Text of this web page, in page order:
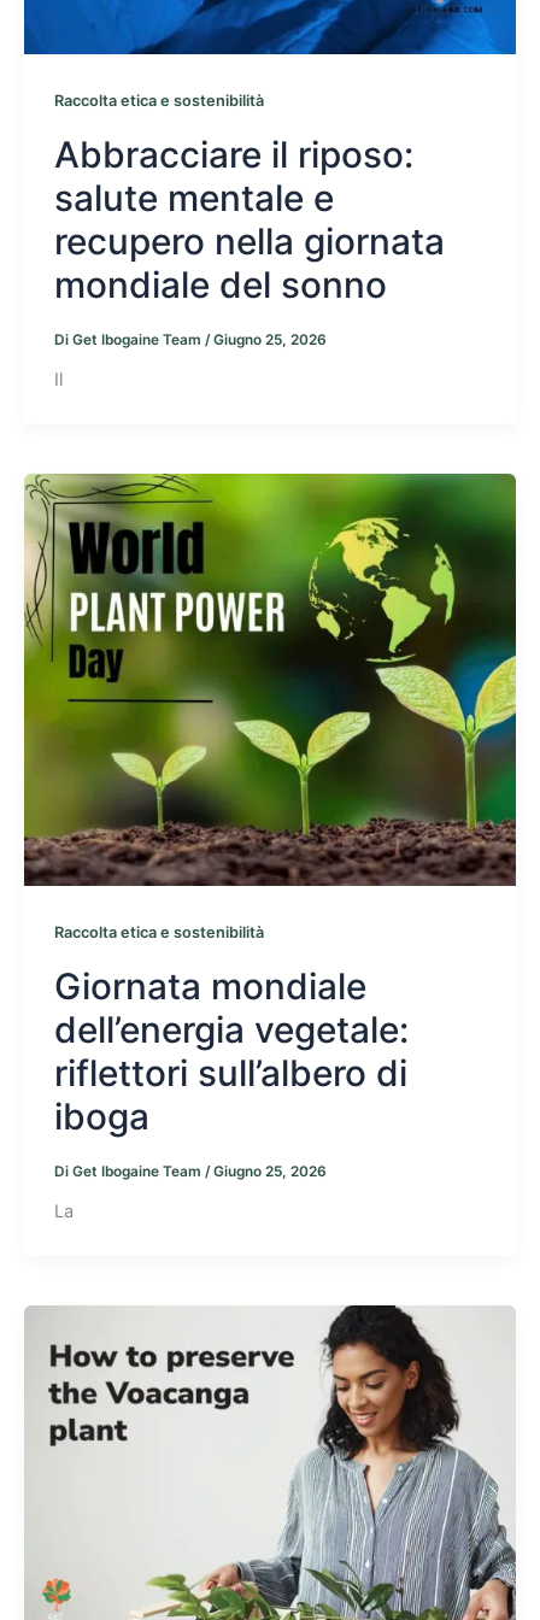
Raccolta etica e sostenibilità
Abbracciare il riposo:
salute mentale e
recupero nella giornata
mondiale del sonno
Di Get Ibogaine Team /Giugno 25, 2026
Il
Raccolta etica e sostenibilità
Giornata mondiale
dell’energia vegetale:
riflettori sull’albero di
iboga
Di Get Ibogaine Team /Giugno 25, 2026
La